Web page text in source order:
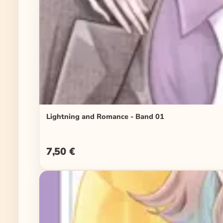
Lightning and Romance - Band 01
Regulärer Preis:
7,50 €